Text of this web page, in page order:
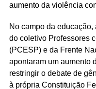
aumento da violência
No campo da
do coletivo Professores
(PCESP) e da Frente
apontaram um aumento
restringir o debate de
à própria Constituição